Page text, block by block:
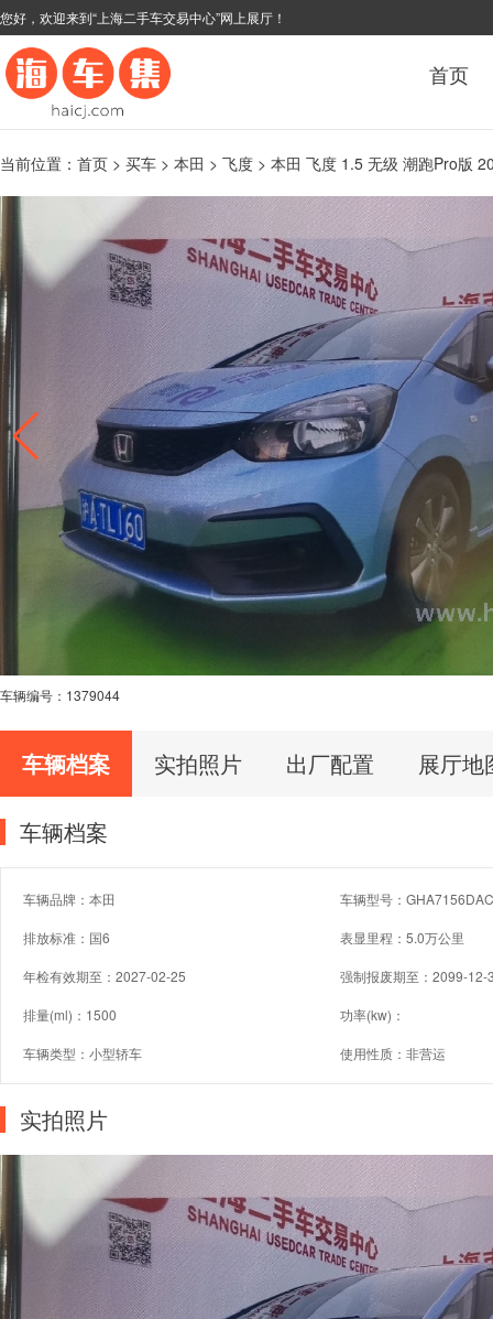
您好，欢迎来到“上海二手车交易中心”网上展厅！
首页
当前位置： 首页 > 买车 > 本田 > 飞度 > 本田 飞度 1.5 无级 潮跑Pro版
车辆编号： 1379044
车辆档案 实拍照片 出厂配置 展厅地
车辆档案
车辆品牌：本田 车辆型号：
排放标准：国6 表显里程：5.0万公里
年检有效期至：2027-02-25 强制报废期至：2099-12-
排量(ml)：1500 功率(kw)：
车辆类型：小型轿车 使用性质：非营运
实拍照片